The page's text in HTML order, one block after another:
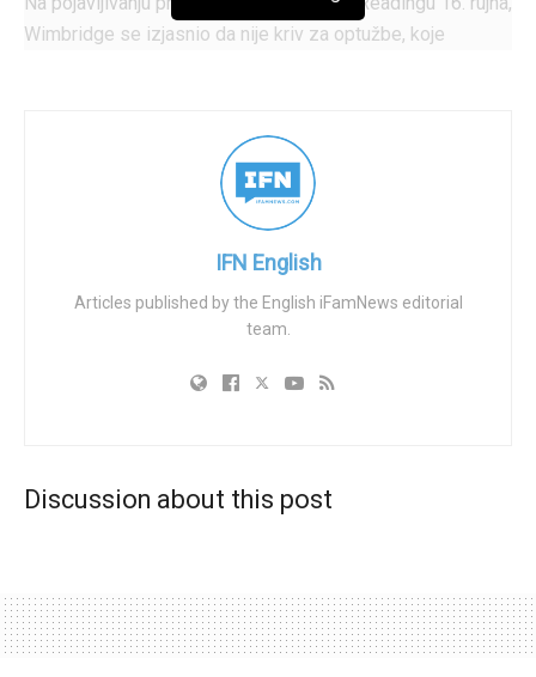
Wimbridge se izjasnio da nije kriv za optužbe, koje
seksualno zlostavljanje djece. Optužbe oslikavaju
zastrašujuću sliku čovjeka duboko uključenog u
aktivističke krugove, sada optuženog za zločine protiv
djece koju aktivisti tvrde da “štite”.
Wimbridge je bio glasni transrodni aktivist, služeći na
visokim pozicijama u Newbury Prideu i javno govoreći na
Reading Pride 2022. Često se predstavljao kao žrtva
sada tvrde da je pokazivao predatorsko ponašanje
usmjereno prema ranjivom djetetu.
uznemirujuće online persone. Pod alternativnim imenima,
referirao se na fetiš teme poput BDSM-a i “igranja uloga s
IFN English
Articles published by the English iFamNews editorial
team.
Discussion about this post